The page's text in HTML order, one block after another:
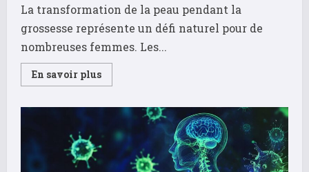
La transformation de la peau pendant la
grossesse représente un défi naturel pour de
nombreuses femmes. Les...
En savoir plusRead
more
crèmes
anti-
vergetures
qui